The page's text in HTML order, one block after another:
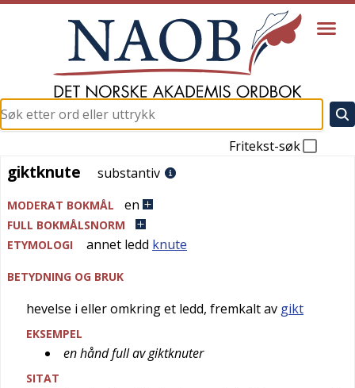
Fritekst-søk
giktknute
giktknute substantiv
MODERAT BOKMÅL en
FULL BOKMÅLSNORM
ETYMOLOGI
annet ledd knute
BETYDNING OG BRUK
hevelse i eller omkring et ledd, fremkalt av gikt
EKSEMPEL
en hånd full av giktknuter
SITAT